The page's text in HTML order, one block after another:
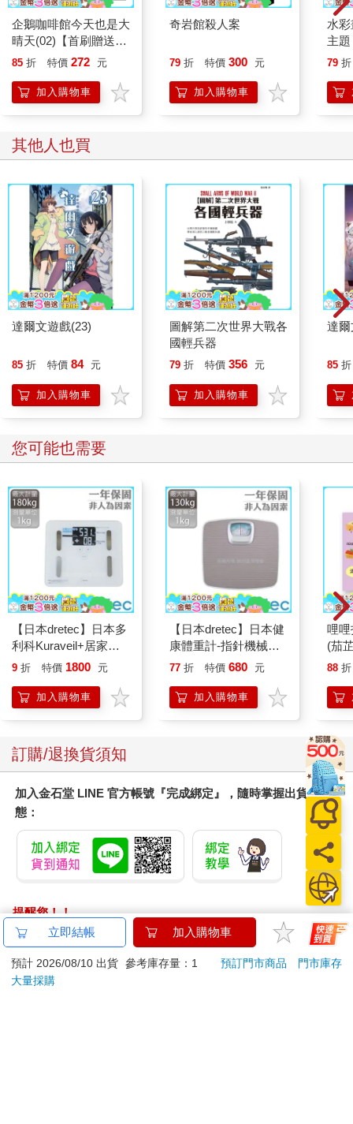
企鵝咖啡館今天也是大
晴天(02)【首刷贈送
「謹賀新年」收藏卡】
85 折 特價 272 元
加入購物車
奇岩館殺人案
79 折 特價 300 元
加入購物車
水
主
點
79 折
其他人也買
達爾文遊戲(23)
85 折 特價 84 元
加入購物車
圖解第二次世界大戰各
國輕兵器
79 折 特價 356 元
加入購物車
達爾
85 折
您可能也需要
【日本dretec】日本多
利科Kuraveil+居家管
理智能三合一體重體脂
9 折 特價 1800 元
加入購物車
【日本dretec】日本健
康體重計-指針機械式-
灰色(BS-306GYKO)
77 折 特價 680 元
加入購物車
哩
(茄
88 折
訂購/退換貨須知
加入金石堂 LINE 官方帳號『完成綁定』，隨時掌握出貨動
態：
提醒您！！
金石堂及銀行均不會請您操作ATM! 如接獲電話要求您前往
ATM提款機，請不要聽從指示，以免受騙上當！
退換貨須知：
立即結帳 加入購物車
預計 2026/08/10 出貨 參考庫存量：1 預訂門市商品
門市庫存
大量採購